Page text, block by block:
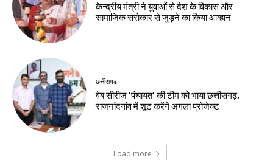
केन्द्रीय मंत्री ने युवाओं से देश के विकास और
सामाजिक सरोकार से जुड़ने का किया आव्हान
छत्तीसगढ़
वेब सीरीज ‘पंचायत’ की टीम को भाया छत्तीसगढ़,
राजनांदगांव में शूट करेंगे अगला प्रोजेक्ट
Load more